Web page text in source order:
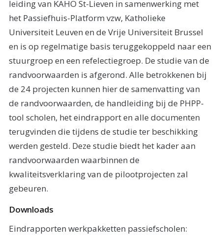
leiding van KAHO St-Lieven in samenwerking met
het Passiefhuis-Platform vzw, Katholieke
Universiteit Leuven en de Vrije Universiteit Brussel
en is op regelmatige basis teruggekoppeld naar een
stuurgroep en een refelectiegroep. De studie van de
randvoorwaarden is afgerond. Alle betrokkenen bij
de 24 projecten kunnen hier de samenvatting van
de randvoorwaarden, de handleiding bij de PHPP-
tool scholen, het eindrapport en alle documenten
terugvinden die tijdens de studie ter beschikking
werden gesteld. Deze studie biedt het kader aan
randvoorwaarden waarbinnen de
kwaliteitsverklaring van de pilootprojecten zal
gebeuren.
Downloads
Eindrapporten werkpakketten passiefscholen: